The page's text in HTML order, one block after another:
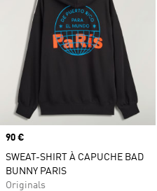
Prix
90 €
SWEAT-SHIRT À CAPUCHE BAD
BUNNY PARIS
Originals